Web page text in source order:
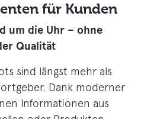
für Kunden
um die Uhr – ohne
Qualität
sind längst mehr als
Dank moderner
Informationen aus